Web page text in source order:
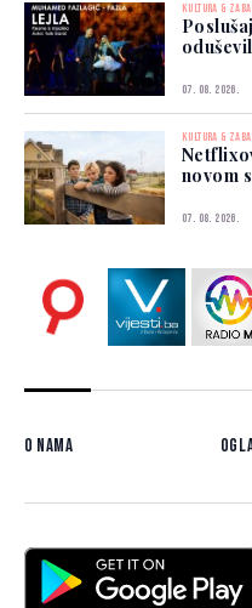
KULTURA &
07. 08. 2026.
KULTURA &
novom
07. 08. 2026.
O nama